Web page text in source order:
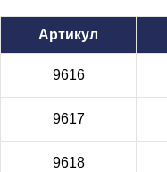
Артикул
9616
9617
9618